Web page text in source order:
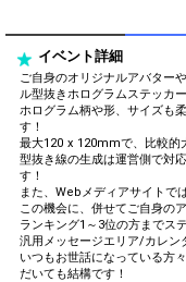
イベント詳細
ご自身のオリジナルアバター
ル型抜きホログラムステッカ
ホログラム柄や形、サイズも
す！
最大120 x 120mmで、比較的
型抜き線の生成は運営側で対
す！
また、Webメディアサイトで
この機会に、併せてご自身の
ランキング1～3位の方までス
汎用メッセージエリア/カレン
いつもお世話になっている方
だいても結構です！